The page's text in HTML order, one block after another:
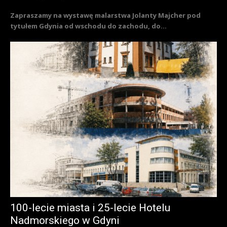
Zapraszamy na wystawę malarstwa Jolanty Majcher pod
tytułem Gdynia od wschodu do zachodu, do...
100-lecie miasta i 25-lecie Hotelu
Nadmorskiego w Gdyni